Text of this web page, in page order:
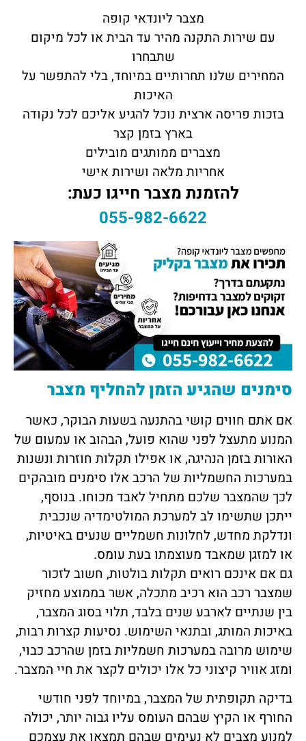
מצבר ליונדאי קופה
עם שירות התקנה מהיר עד הבית או לכל מיקום
שתבחרו
המחירים שלנו תחרותיים במיוחד, בלי להתפשר על
האיכות
בזכות פריסה ארצית נוכל להגיע אליכם לכל נקודה
בארץ בזמן קצר
מצברים ממותגים מובילים
אחריות מלאה ושירות אישי
להזמנת מצבר חייגו כעת:
055-982-6622
סימנים שהגיע הזמן להחליף מצבר
אם אתם חווים קושי בהתנעה בשעות הבוקר, כאשר
המנוע מתעצל לפני שהוא פועל, הבהוב או עמעום של
האורות בזמן הנהיגה, או אפילו תקלות חוזרות ונשנות
במערכות החשמליות של הרכב אלו סימנים מובהקים
לכך שהמצבר שלכם מתחיל לאבד מכוחו. בנוסף,
ייתכן שתשימו לב למערכת המולטימדיה שנכבית
ונדלקת מחדש, לחלונות חשמליים שנעים באיטיות,
או למזגן שמאבד מעוצמתו בעת עומס.
גם אם אינכם רואים תקלות בולטות, חשוב לזכור
שמצבר רכב הוא רכיב מתכלה, אשר בממוצע מחזיק
בין שנתיים לארבע שנים בלבד, תלוי בסוג המצבר,
באיכות המותג, ובתנאי השימוש. נסיעות קצרות רבות,
שימוש מרובה במערכות חשמליות בזמן שהרכב כבוי,
ומזג אוויר קיצוני כל אלו יכולים לקצר את חיי המצבר.
בדיקה תקופתית של המצבר, במיוחד לפני חודשי
החורף או הקיץ שבהם העומס עליו גבוה יותר, יכולה
למנוע מצבים לא נעימים שבהם תמצאו את עצמכם